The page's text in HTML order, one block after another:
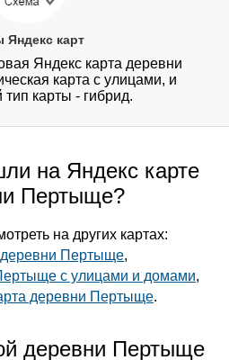
Яндекс карт
Яндекс карта деревни
карта с улицами, и
карты - гибрид.
на Яндекс карте
Пертыще?
на других картах:
деревни Пертыще,
с улицами и домами,
деревни Пертыще.
деревни Пертыще